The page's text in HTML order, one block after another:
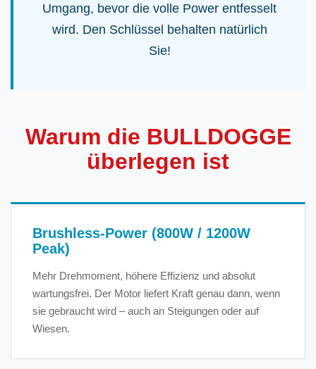
Umgang, bevor die volle Power entfesselt
wird. Den Schlüssel behalten natürlich
Sie!
Warum die BULLDOGGE
überlegen ist
Brushless-Power (800W / 1200W
Peak)
Mehr Drehmoment, höhere Effizienz und absolut
wartungsfrei. Der Motor liefert Kraft genau dann, wenn
sie gebraucht wird – auch an Steigungen oder auf
Wiesen.